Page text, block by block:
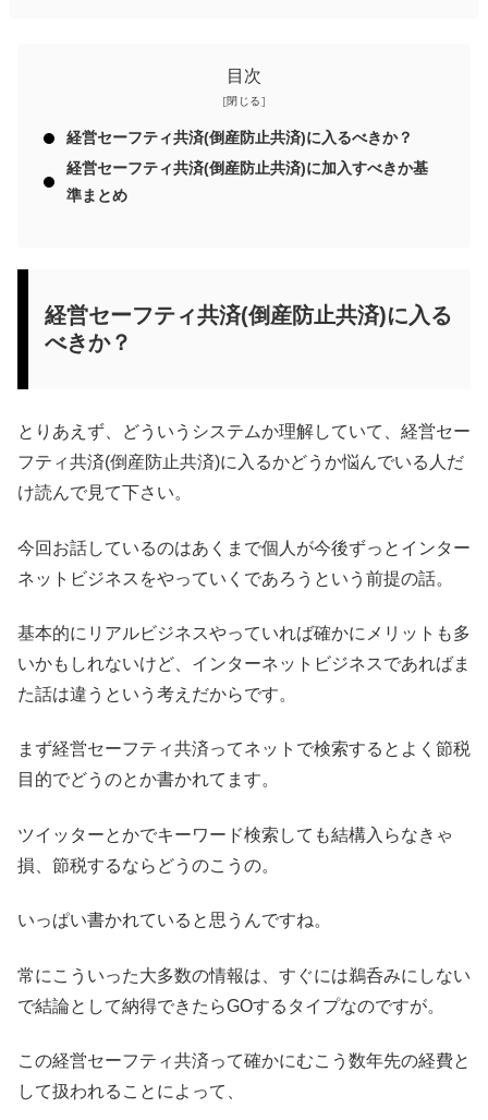
目次
経営セーフティ共済(倒産防止共済)に入るべきか？
経営セーフティ共済(倒産防止共済)に加入すべきか基
準まとめ
経営セーフティ共済(倒産防止共済)に入る
べきか？
とりあえず、どういうシステムか理解していて、経営セー
フティ共済(倒産防止共済)に入るかどうか悩んでいる人だ
け読んで見て下さい。
今回お話しているのはあくまで個人が今後ずっとインター
ネットビジネスをやっていくであろうという前提の話。
基本的にリアルビジネスやっていれば確かにメリットも多
いかもしれないけど、インターネットビジネスであればま
た話は違うという考えだからです。
まず経営セーフティ共済ってネットで検索するとよく節税
目的でどうのとか書かれてます。
ツイッターとかでキーワード検索しても結構入らなきゃ
損、節税するならどうのこうの。
いっぱい書かれていると思うんですね。
常にこういった大多数の情報は、すぐには鵜呑みにしない
で結論として納得できたらGOするタイプなのですが。
この経営セーフティ共済って確かにむこう数年先の経費と
して扱われることによって、